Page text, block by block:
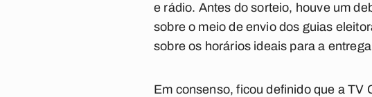
e rádio. Antes do sorteio, houve um
sobre o meio de envio dos guias
sobre os horários ideais para a
Em consenso, ficou definido que a